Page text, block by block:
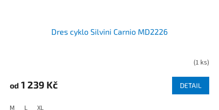
Dres cyklo Silvini Carnio MD2226
(1 ks)
od 1 239 Kč DETAIL